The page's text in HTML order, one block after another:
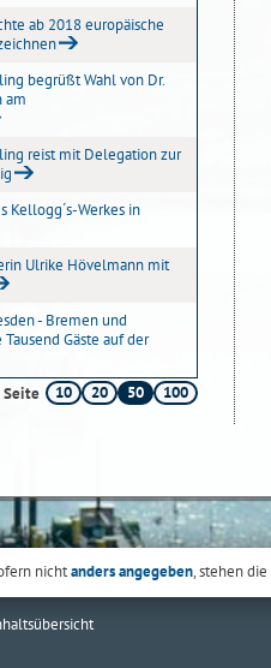
ab 2018 europäische
begrüßt Wahl von Dr.
am
reist mit Delegation zur
Kellogg´s-Werkes in
Ulrike Hövelmann mit
- Bremen und
Gäste auf der
Seite 10 20 50 100
nichtanders angegeben, stehen